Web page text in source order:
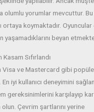
olumlu yorumlar mevcuttur.
ortaya koymaktadır.
beyan
Sıfırlandı
Visa ve Mastercard gibi
iyi kullanıcı deneyimini
gereksinimlerini karşılayıp
Çevrim şartlarını yerine